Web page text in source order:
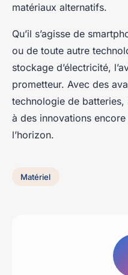
matériaux alternatifs.
Qu’il s’agisse de
ou de toute autre
stockage d’électricité,
prometteur. Avec des
technologie de
à des innovations
l’horizon.
Matériel